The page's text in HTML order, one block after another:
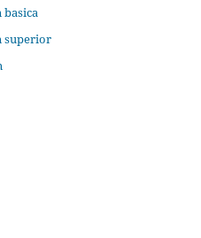
basica
superior